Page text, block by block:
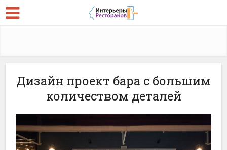
Дизайн проект бара с большим
количеством деталей